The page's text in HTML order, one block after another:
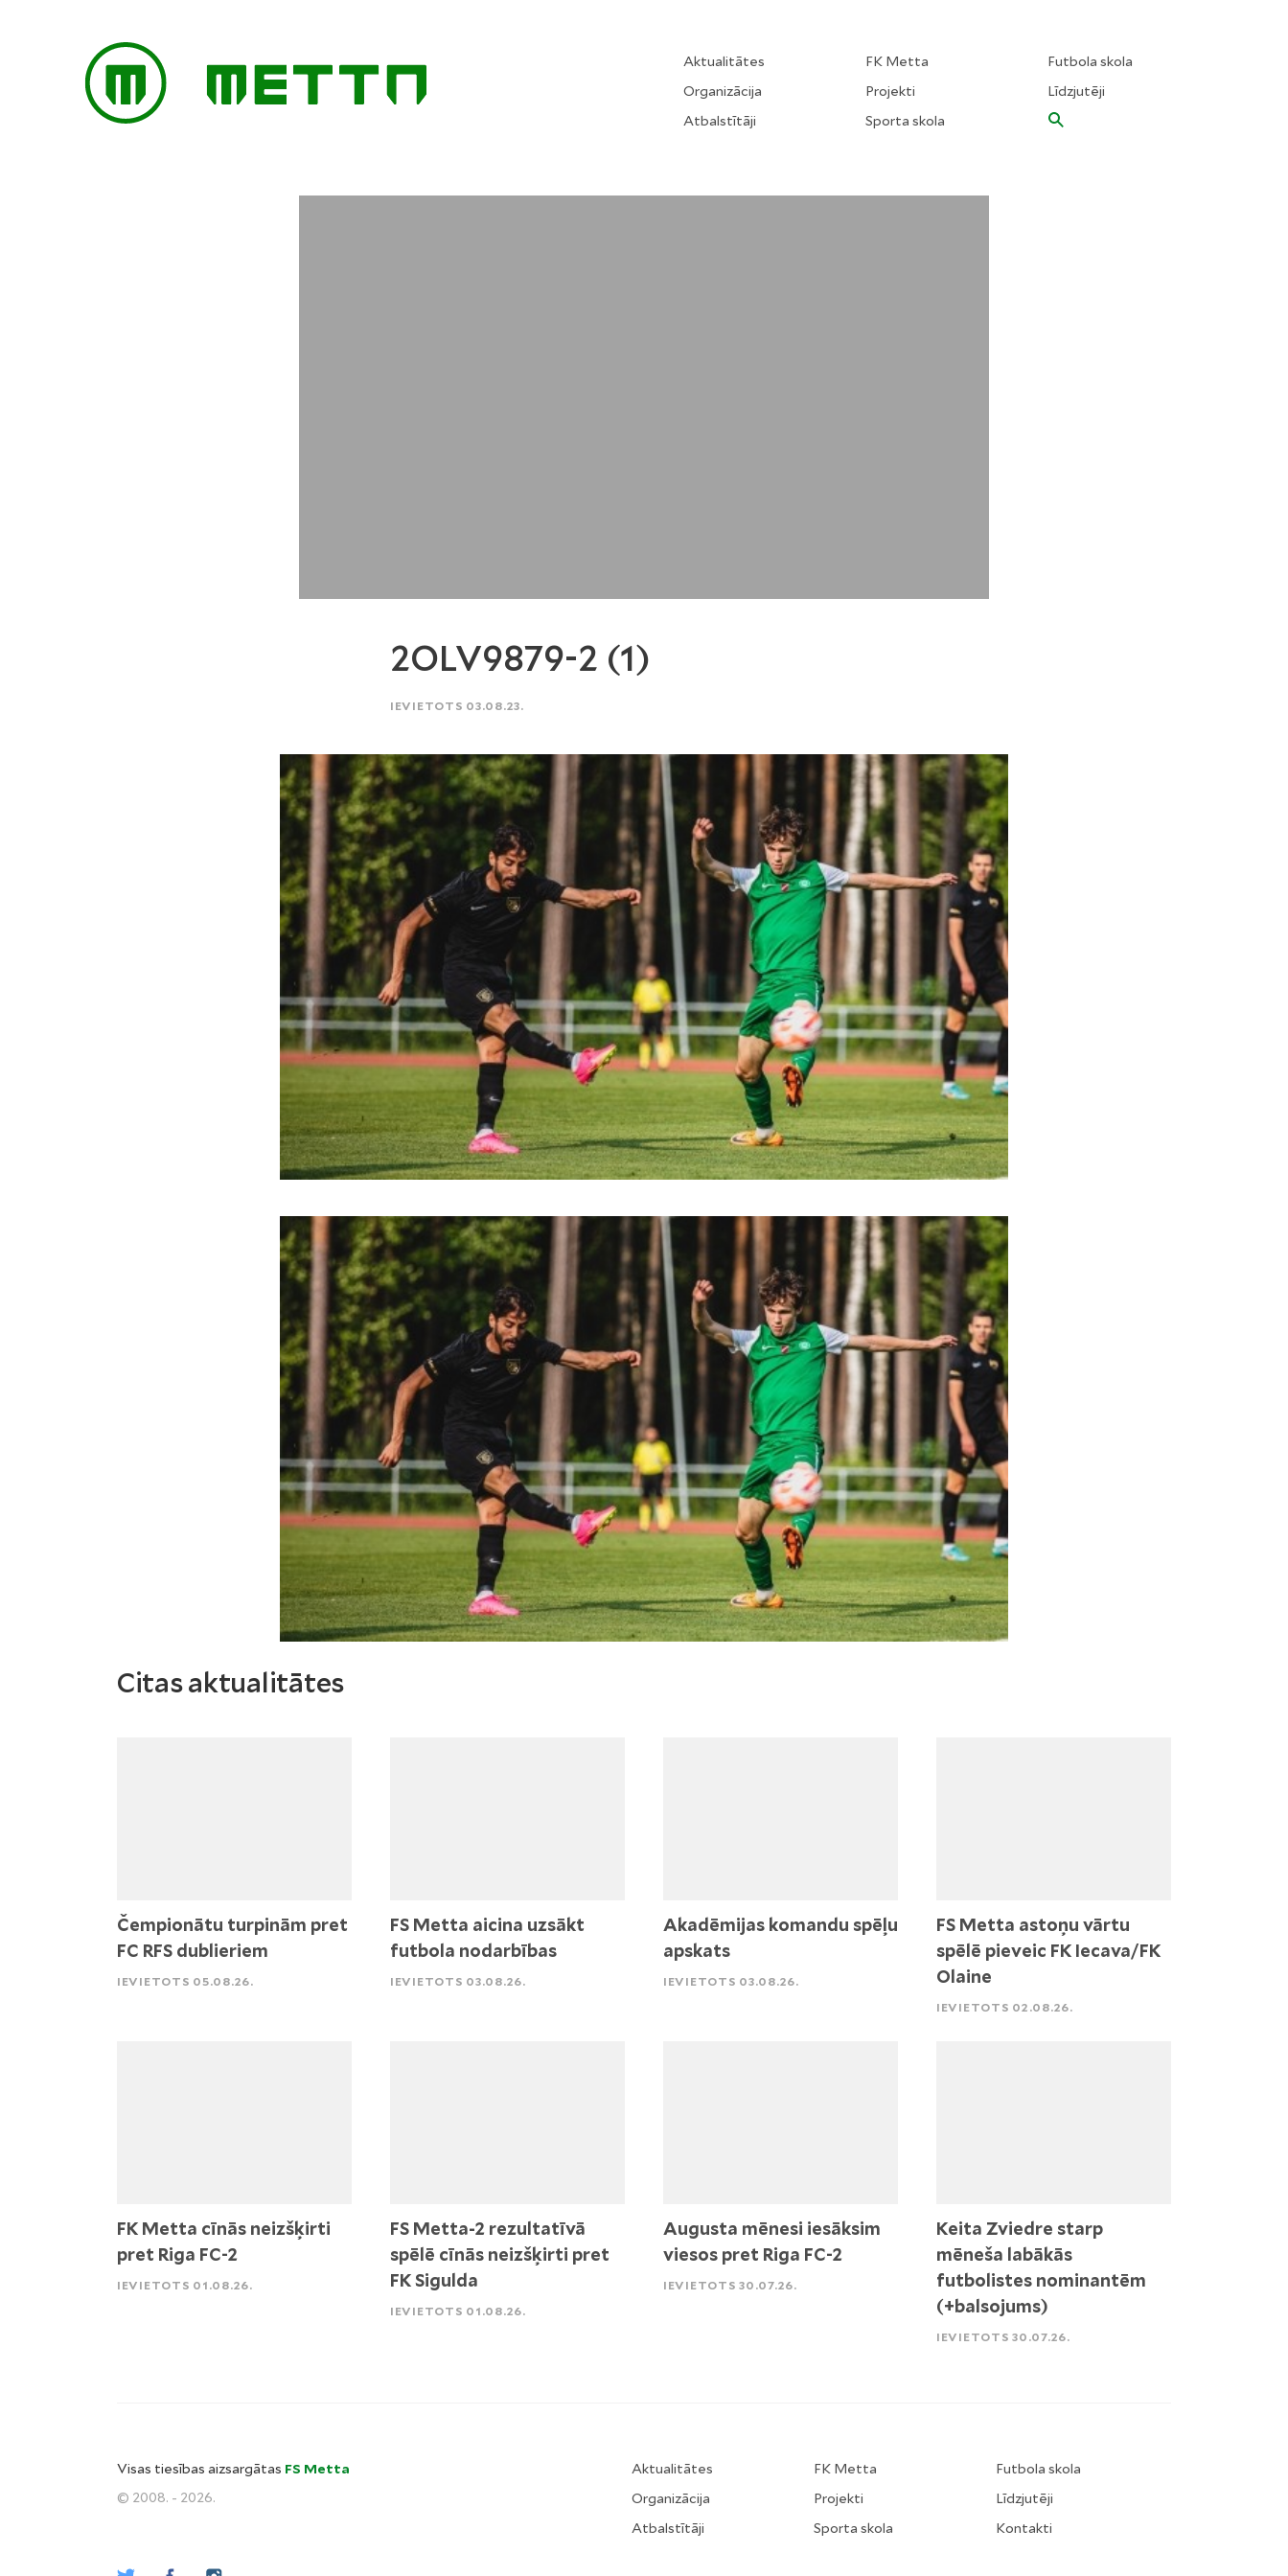
Aktualitātes
Organizācija
Atbalstītāji
FK Metta
Projekti
Sporta skola
Futbola skola
Līdzjutēji
2OLV9879-2 (1)
IEVIETOTS 03.08.23.
Citas aktualitātes
Čempionātu turpinām pret
FC RFS dublieriem
IEVIETOTS 05.08.26.
FS Metta aicina uzsākt
futbola nodarbības
IEVIETOTS 03.08.26.
Akadēmijas komandu spēļu
apskats
IEVIETOTS 03.08.26.
FS Metta astoņu vārtu
spēlē pieveic FK Iecava/FK
Olaine
IEVIETOTS 02.08.26.
FK Metta cīnās neizšķirti
pret Riga FC-2
IEVIETOTS 01.08.26.
FS Metta-2 rezultatīvā
spēlē cīnās neizšķirti pret
FK Sigulda
IEVIETOTS 01.08.26.
Augusta mēnesi iesāksim
viesos pret Riga FC-2
IEVIETOTS 30.07.26.
Keita Zviedre starp
mēneša labākās
futbolistes nominantēm
(+balsojums)
IEVIETOTS 30.07.26.
Visas tiesības aizsargātas FS Metta
© 2008. - 2026.
Aktualitātes
Organizācija
Atbalstītāji
FK Metta
Projekti
Sporta skola
Futbola skola
Līdzjutēji
Kontakti